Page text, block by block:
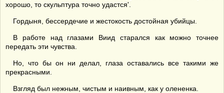
хорошо, то скульптура точно удастся'.
Гордыня, бессердечие и жестокость достойная убийцы.
В работе над глазами Виид старался как можно точнее
передать эти чувства.
Но, что бы он ни делал, глаза оставались все такими же
прекрасными.
Взгляд был нежным, чистым и наивным, как у олененка.